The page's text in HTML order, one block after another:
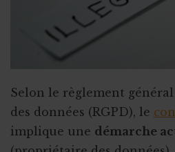
Selon le règlement
des données (RGPD), le
implique une démarche